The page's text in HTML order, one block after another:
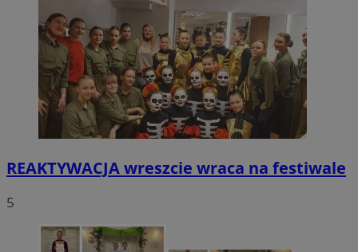
REAKTYWACJA wreszcie wraca na festiwale
5